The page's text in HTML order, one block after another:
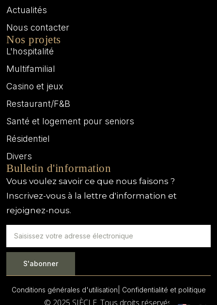
Actualités
Nous contacter
Nos projets
L'hospitalité
Multifamilial
Casino et jeux
Restaurant/F&B
Santé et logement pour seniors
Résidentiel
Divers
Bulletin d'information
Vous voulez savoir ce que nous faisons ?
Inscrivez-vous à la lettre d'information et
rejoignez-nous.
S'abonner
Conditions générales d'utilisation | Confidentialité et politique
© 2025 SIÈCLE. Tous droits réservés.